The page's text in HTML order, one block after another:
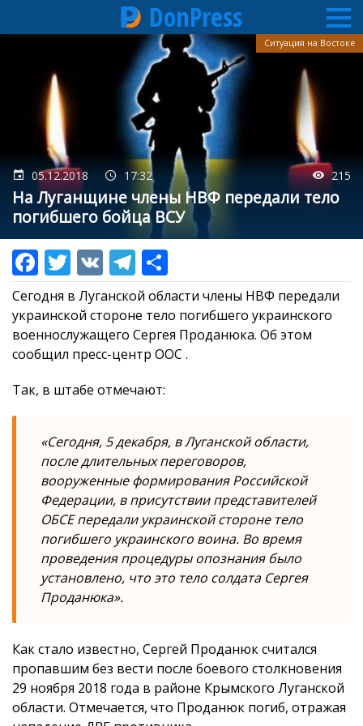
основному
содержанию
DonPress
05.12.2018 17:32 215
На Луганщине члены НВФ передали тело
погибшего бойца ВСУ
Ситуация на Востоке
Сегодня в Луганской области члены НВФ передали
украинской стороне тело погибшего украинского
военнослужащего Сергея Проданюка. Об этом
сообщил пресс-центр ООС .
Так, в штабе отмечают:
«Сегодня, 5 декабря, в Луганской области,
после длительных переговоров,
вооруженные формирования Российской
Федерации, в присутствии представителей
ОБСЕ передали украинской стороне тело
погибшего украинского воина. Во время
проведения процедуры опознания было
установлено, что это тело солдата Сергея
Проданюка».
Как стало известно, Сергей Проданюк считался
пропавшим без вести после боевого столкновения
29 ноября 2018 года в районе Крымского Луганской
области. Отмечается, что Проданюк погиб, отражая